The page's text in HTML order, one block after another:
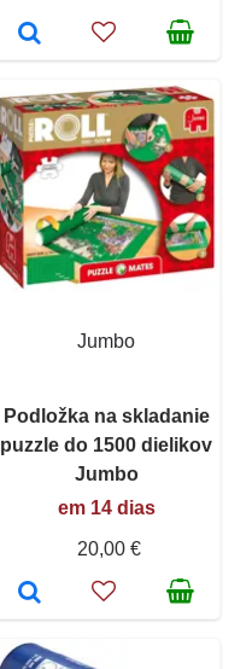
Jumbo
Podložka na skladanie
puzzle do 1500 dielikov
Jumbo
em 14 dias
20,00 €